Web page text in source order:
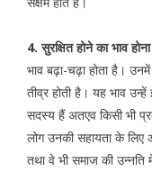
4. सुरक्षित होने का भाव
भाव बढ़ा-चढ़ा होता है।
तीव्र होती है। यह भाव
सदस्य हैं अतएव किसी भी
लोग उनकी सहायता के
तथा वे भी समाज की उन्नति